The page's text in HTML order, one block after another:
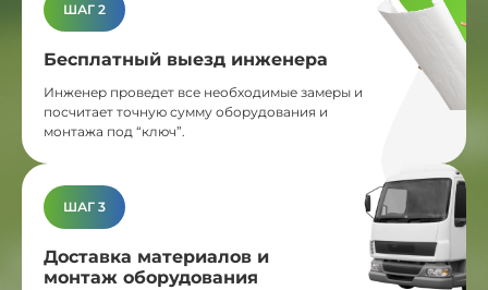
ШАГ 2
Бесплатный выезд инженера
Инженер проведет все необходимые замеры и
посчитает точную сумму оборудования и
монтажа под “ключ”.
ШАГ 3
Доставка материалов и
монтаж оборудования